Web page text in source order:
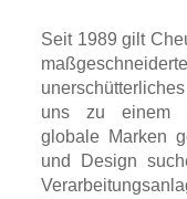
Seit 1989 gilt
uns zu einem
globale Marken
und Design